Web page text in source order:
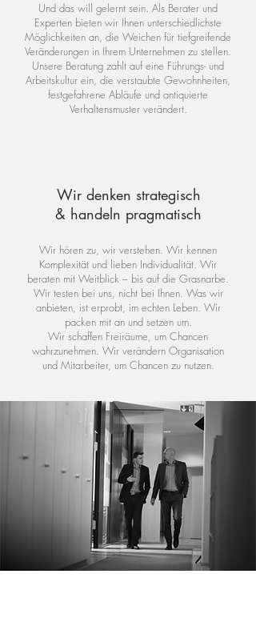
Und das will gelernt sein. Als Berater und
Experten bieten wir Ihnen unterschiedlichste
Möglichkeiten an, die Weichen für tiefgreifende
Veränderungen in Ihrem Unternehmen zu stellen.
Unsere Beratung zahlt auf eine Führungs- und
Arbeitskultur ein, die verstaubte Gewohnheiten,
festgefahrene Abläufe und antiquierte
Verhaltensmuster verändert.
Wir denken strategisch
& handeln pragmatisch
Wir hören zu, wir verstehen. Wir kennen
Komplexität und lieben Individualität. Wir
beraten mit Weitblick – bis auf die Grasnarbe.
Wir testen bei uns, nicht bei Ihnen. Was wir
anbieten, ist erprobt, im echten Leben. Wir
packen mit an und setzen um.
Wir schaffen Freiräume, um Chancen
wahrzunehmen. Wir verändern Organisation
und Mitarbeiter, um Chancen zu nutzen.